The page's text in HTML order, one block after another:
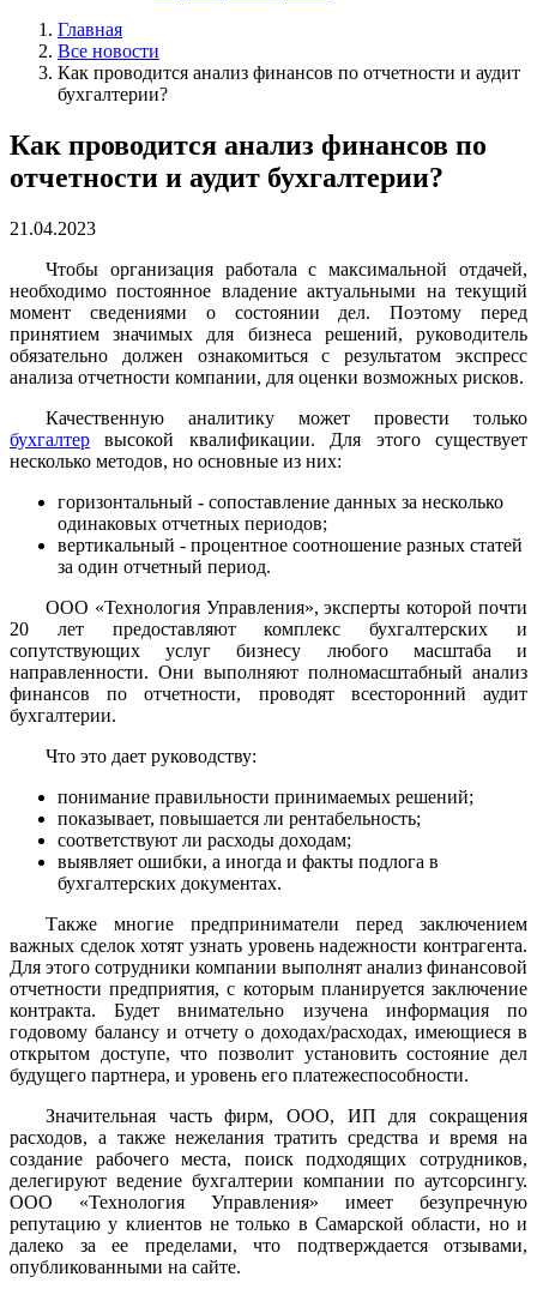
Главная
Все новости
Как проводится анализ финансов по отчетности и аудит
бухгалтерии?
Как проводится анализ финансов по
отчетности и аудит бухгалтерии?
21.04.2023
Чтобы организация работала с максимальной отдачей,
необходимо постоянное владение актуальными на текущий
момент сведениями о состоянии дел. Поэтому перед
принятием значимых для бизнеса решений, руководитель
обязательно должен ознакомиться с результатом экспресс
анализа отчетности компании, для оценки возможных рисков.
Качественную аналитику может провести только
бухгалтер высокой квалификации. Для этого существует
несколько методов, но основные из них:
горизонтальный - сопоставление данных за несколько
одинаковых отчетных периодов;
вертикальный - процентное соотношение разных статей
за один отчетный период.
ООО «Технология Управления», эксперты которой почти
20 лет предоставляют комплекс бухгалтерских и
сопутствующих услуг бизнесу любого масштаба и
направленности. Они выполняют полномасштабный анализ
финансов по отчетности, проводят всесторонний аудит
бухгалтерии.
Что это дает руководству:
понимание правильности принимаемых решений;
показывает, повышается ли рентабельность;
соответствуют ли расходы доходам;
выявляет ошибки, а иногда и факты подлога в
бухгалтерских документах.
Также многие предприниматели перед заключением
важных сделок хотят узнать уровень надежности контрагента.
Для этого сотрудники компании выполнят анализ финансовой
отчетности предприятия, с которым планируется заключение
контракта. Будет внимательно изучена информация по
годовому балансу и отчету о доходах/расходах, имеющиеся в
открытом доступе, что позволит установить состояние дел
будущего партнера, и уровень его платежеспособности.
Значительная часть фирм, ООО, ИП для сокращения
расходов, а также нежелания тратить средства и время на
создание рабочего места, поиск подходящих сотрудников,
делегируют ведение бухгалтерии компании по аутсорсингу.
ООО «Технология Управления» имеет безупречную
репутацию у клиентов не только в Самарской области, но и
далеко за ее пределами, что подтверждается отзывами,
опубликованными на сайте.